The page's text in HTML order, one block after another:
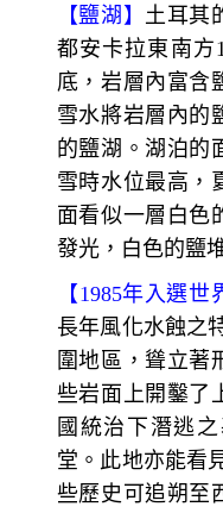
【鹽湖】 土耳其
都安卡拉東南方
底，岩層內富含
雪水將岩層內的
的鹽湖。湖泊的
雪時水位最高，
面看似一層白色
發光，白色的鹽
【1985年入選
長年風化水蝕之
圍地區，聳立著
些岩面上開鑿了
國統治下潛逃
堂。此地亦能看
些歷史可追朔至